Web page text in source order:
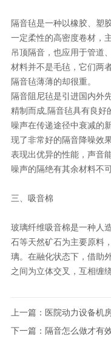
隔音毡是一种以橡胶、塑
一定柔性的高密度卷材，
吊顶隔音，也应用于管道
材料并不是毛毡，它们两
隔音毡薄薄的却很重。
隔音阻尼毡是引进国内外
精制而成,隔音毡具有良好
噪声在传递途径中衰减的
现了非常好的隔音降噪效
表现出优异的性能，声音
噪声的隔绝有其余材料不
三、吸音棉
玻璃纤维吸音棉是一种人
石等天然矿石为主要原料
璃。在融化状态下，借助
之间为立体交叉，互相缠
上一篇： 医院动力设备机
下一篇： 隔音怎么做才有